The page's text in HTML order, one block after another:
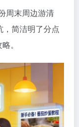
周末周边游清
简洁明了分点
。